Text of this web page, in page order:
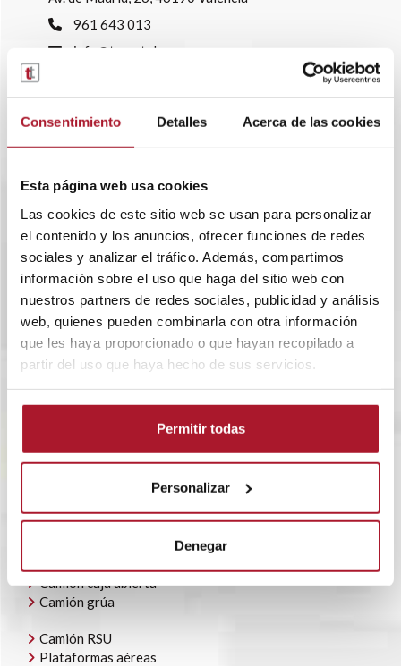
Consentimiento Detalles Acerca de las cookies
Esta página web usa cookies
Las cookies de este sitio web se usan para personalizar
el contenido y los anuncios, ofrecer funciones de redes
sociales y analizar el tráfico. Además, compartimos
información sobre el uso que haga del sitio web con
nuestros partners de redes sociales, publicidad y análisis
web, quienes pueden combinarla con otra información
que les haya proporcionado o que hayan recopilado a
partir del uso que haya hecho de sus servicios.
Permitir todas
Personalizar
Denegar
961 643 013
info@transtelsa.com
Trabaja con nosotros
SOBRE TRANSTEL
POLÍTICA CORPORATIVA
CONTACTO
AYUDAS AUTOCONSUMO
NUESTRA FLOTA
Todoterrenos y furgonetas
Camión caja abierta
Camión grúa
Camión RSU
Plataformas aéreas